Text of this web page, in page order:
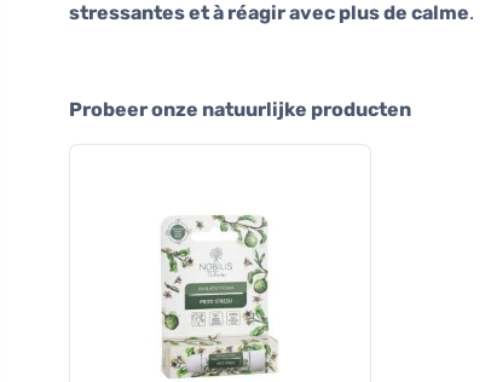
stressantes et à réagir avec plus de calme.
Probeer onze natuurlijke producten